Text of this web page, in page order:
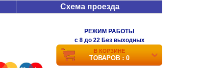
Схема проезда
РЕЖИМ РАБОТЫ
c 8 до 22 Без выходных
В КОРЗИНЕ
ТОВАРОВ : 0